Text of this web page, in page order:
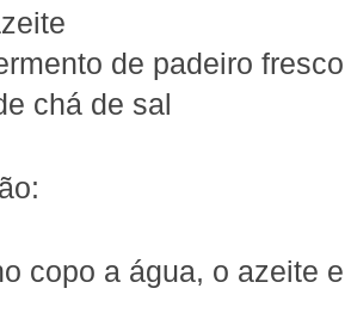
de padeiro fresco
chá de sal
copo a água, o azeite